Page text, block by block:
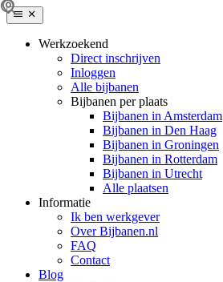
Werkzoekend
Direct inschrijven
Inloggen
Alle bijbanen
Bijbanen per plaats
Bijbanen in Amsterdam
Bijbanen in Den Haag
Bijbanen in Groningen
Bijbanen in Rotterdam
Bijbanen in Utrecht
Alle plaatsen
Informatie
Ik ben werkgever
Over Bijbanen.nl
FAQ
Contact
Blog